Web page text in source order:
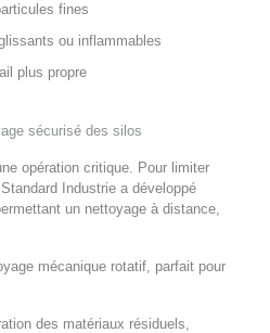
fines
ou inflammables
plus propre
sécurisé des silos
opération critique. Pour limiter
Industrie a développé
un nettoyage à distance,
mécanique rotatif, parfait pour
des matériaux résiduels,